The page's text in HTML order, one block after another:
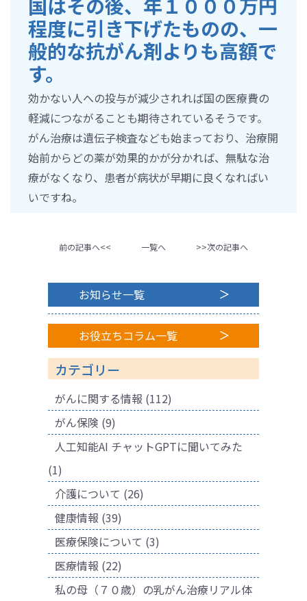
程度に引き下げたものの、一
般的な抗がん剤よりも高額で
す。
効かない人への投与が減少されれば国の医療費の
軽減につながることも期待されているそうです。
がん治療は遺伝子検査なども始まっており、治療開
始前からどの薬が効果的かが分かれば、無駄な治
療がなくなり、患者が病状が早期に良くなればい
いですね。
前の記事へ<< 一覧へ >>次の記事へ
お知らせ一覧
お役立ちコラム一覧
カテゴリー
がんに関する情報 (112)
がん保険 (9)
人工知能AI チャットGPTに聞いてみた
(1)
介護について (26)
健康情報 (39)
医療保険について (3)
医療情報 (22)
私の母（７０歳）の乳がん治療リアル体